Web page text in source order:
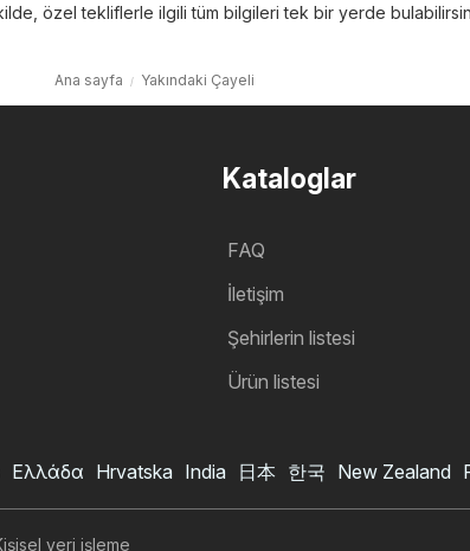
özel tekliflerle ilgili tüm bilgileri tek bir yerde
Ana sayfa Yakındaki Çayeli
Kataloglar
FAQ
İletişim
Şehirlerin listesi
Ürün listesi
Ελλάδα Hrvatska India 日本 한국 New Zealand
veri işleme